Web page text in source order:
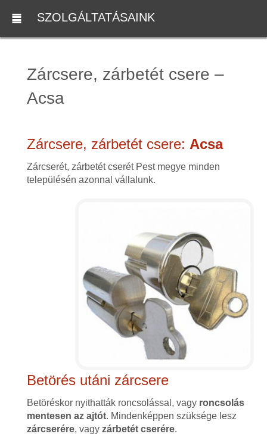
SZOLGÁLTATÁSAINK
Zárcsere, zárbetét csere –
Acsa
Zárcsere, zárbetét csere: Acsa
Zárcserét, zárbetét cserét Pest megye minden
településén azonnal vállalunk.
Betörés utáni zárcsere
Betöréskor nyithatták roncsolással, vagy roncsolás
mentesen az ajtót. Mindenképpen szüksége lesz
zárcserére, vagyzárbetét cserére.